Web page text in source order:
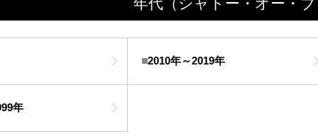
年代 （シャトー・オー・
2010年～2019年
年